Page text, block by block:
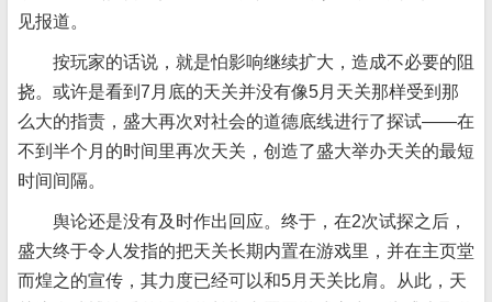
见报道。
按玩家的话说，就是怕影响继续扩大，造成不必要的阻
挠。或许是看到7月底的天关并没有像5月天关那样受到那
么大的指责，盛大再次对社会的道德底线进行了探试——在
不到半个月的时间里再次天关，创造了盛大举办天关的最短
时间间隔。
舆论还是没有及时作出回应。终于，在2次试探之后，
盛大终于令人发指的把天关长期内置在游戏里，并在主页堂
而煌之的宣传，其力度已经可以和5月天关比肩。从此，天